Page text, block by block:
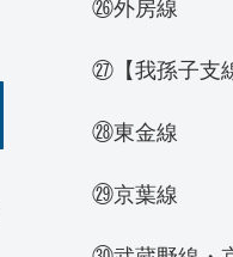
㉖外房線
㉗【我孫子支
㉘東金線
㉙京葉線